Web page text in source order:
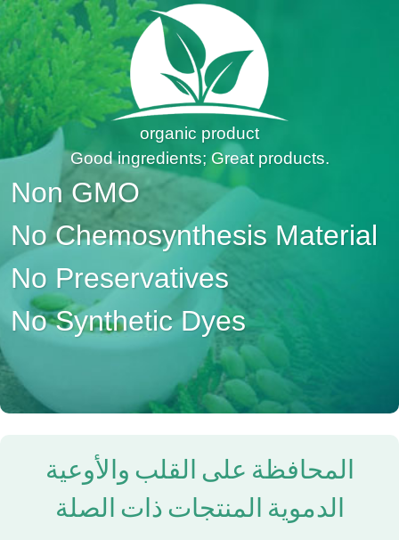
organic product
Good ingredients; Great products.
Non GMO
No Chemosynthesis Material
No Preservatives
No Synthetic Dyes
المحافظة على القلب والأوعية
الدموية المنتجات ذات الصلة